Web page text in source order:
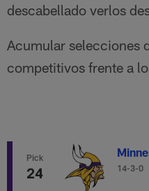
descabellado verlos
Acumular selecciones
competitivos frente a
Pick
24 14-3-0